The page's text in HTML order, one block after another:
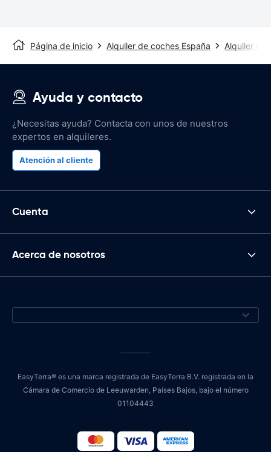
Página de inicio Alquiler de coches España Alquiler de
Ayuda y contacto
¿Necesitas ayuda? Contacta con unos de nuestros
expertos en alquileres.
Atención al cliente
Cuenta
Acerca de nosotros
EasyTerra® es una marca registrada de EasyTerra B.V. registrada en la
Cámara de Comercio de Leeuwarden, Países Bajos, bajo el número
01104443